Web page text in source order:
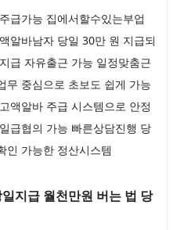
급가능 집에서할수있는부업
알바남자 당일 30만 원 지급되
급 자유출근 가능 일정맞춤근
무 중심으로 초보도 쉽게 가능
액알바 주급 시스템으로 안정
급협의 가능 빠른상담진행 당
인 가능한 정산시스템
지급 월천만원 버는 법 당